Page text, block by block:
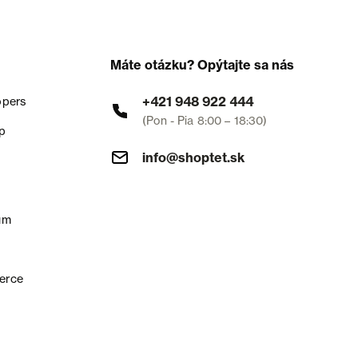
Máte otázku? Opýtajte sa nás
+421 948 922 444
(Pon - Pia 8:00 – 18:30)
info@shoptet.sk